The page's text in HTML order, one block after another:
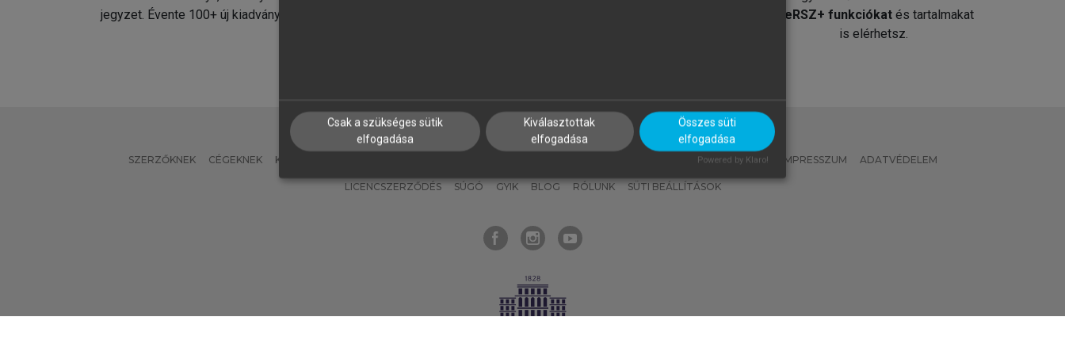
jegyzet. Évente 100+ új kiadvány.
MeRSZ+ funkciókat és tartalmakat
is elérhetsz.
SZERZŐKNEK CÉGEKNEK KÖNYVTÁROSOKNAK MI – ÁLTALÁNOS IRÁNYELVEK IMPRESSZUM ADATVÉDELEM
LICENCSZERZŐDÉS SÚGÓ GYIK BLOG RÓLUNK SÜTI BEÁLLÍTÁSOK
Csak a szükséges sütik
elfogadása
Kiválasztottak
elfogadása
Összes süti
elfogadása
Powered by Klaro!